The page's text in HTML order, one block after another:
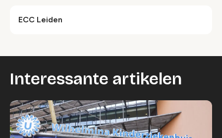
ECC Leiden
Interessante artikelen